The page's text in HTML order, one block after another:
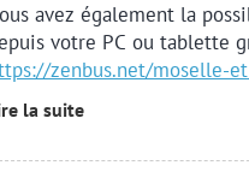
avez également la
votre PC ou tablette
zenbus.net/moselle-
la suite